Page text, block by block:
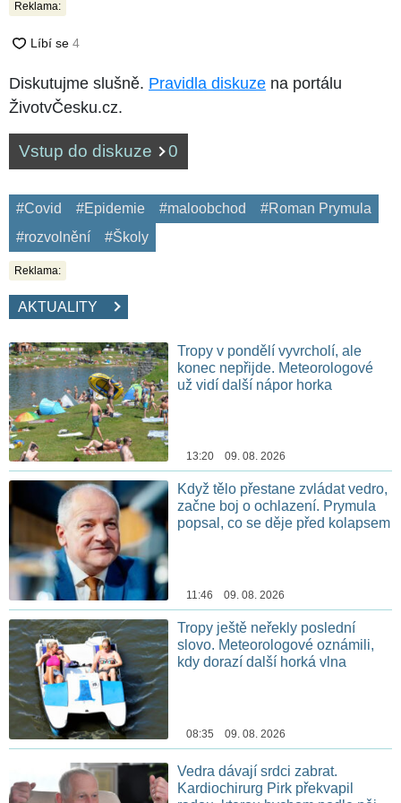
Reklama:
Diskutujme slušně. Pravidla diskuze na portálu
ŽivotvČesku.cz.
Vstup do diskuze 0
#Covid #Epidemie #maloobchod
#Roman Prymula
#rozvolnění
#Školy
Reklama:
AKTUALITY
Tropy v pondělí vyvrcholí, ale
konec nepřijde. Meteorologové
už vidí další nápor horka
13:20 09. 08. 2026
Když tělo přestane zvládat vedro,
začne boj o ochlazení. Prymula
popsal, co se děje před kolapsem
11:46 09. 08. 2026
Tropy ještě neřekly poslední
slovo. Meteorologové oznámili,
kdy dorazí další horká vlna
08:35 09. 08. 2026
Vedra dávají srdci zabrat.
Kardiochirurg Pirk překvapil